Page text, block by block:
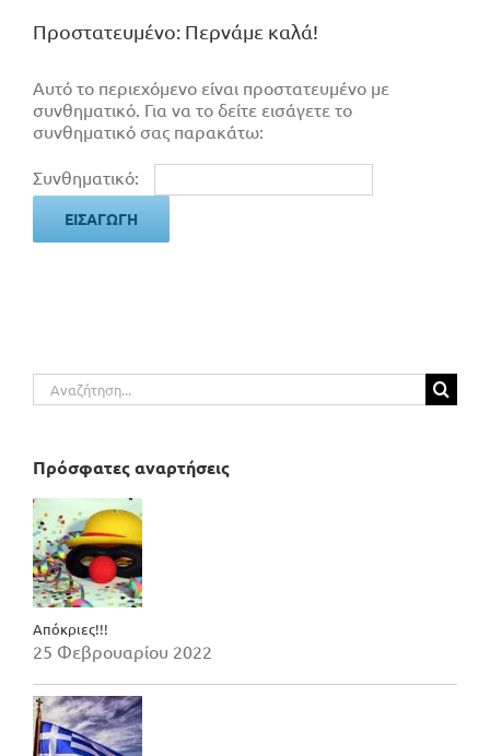
Πρoστατευμένο: Περνάμε καλά!
Αυτό το περιεχόμενο είναι προστατευμένο με
συνθηματικό. Για να το δείτε εισάγετε το
συνθηματικό σας παρακάτω:
Συνθηματικό:
Αναζήτηση
για:
Πρόσφατες αναρτήσεις
Απόκριες!!!
25 Φεβρουαρίου 2022